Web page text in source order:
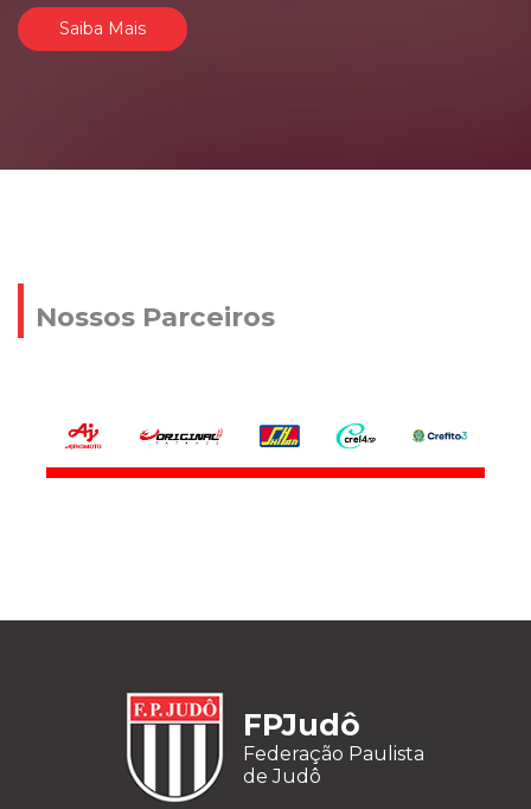
Saiba Mais
Nossos Parceiros
FPJudô
Federação Paulista
de Judô